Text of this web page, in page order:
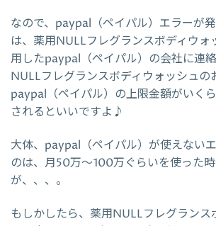
なので、paypal（ペイパル）エラーが
は、薬用NULLフレグランスボディウォ
用したpaypal（ペイパル）の会社に連
NULLフレグランスボディウォッシュの
paypal（ペイパル）の上限金額がいく
されるといいですよ♪
大体、paypal（ペイパル）が使えない
のは、月50万～100万ぐらいを使った
が、、、。
もしかしたら、薬用NULLフレグランス